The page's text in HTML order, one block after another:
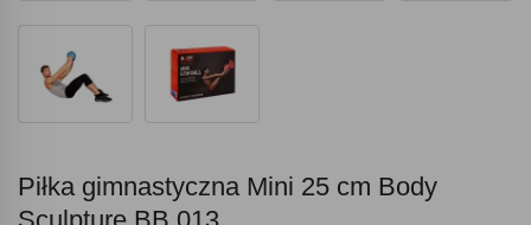
Piłka gimnastyczna Mini 25 cm Body